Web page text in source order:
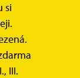
si
III.
otevřena od